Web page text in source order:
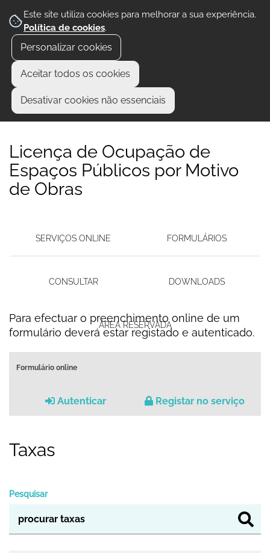
Este site utiliza cookies para melhorar a sua experiência.
Política de cookies.
Personalizar cookies
Aceitar todos os cookies
Desativar cookies não essenciais
Licença de Ocupação de
Espaços Públicos por Motivo
de Obras
SERVIÇOS ONLINE FORMULÁRIOS
CONSULTAR DOWNLOADS
ÁREA RESERVADA
Para efectuar o preenchimento online de um
formulário deverá estar registado e autenticado.
Formulário online
Autenticar Registar no serviço
Taxas
Pesquisar